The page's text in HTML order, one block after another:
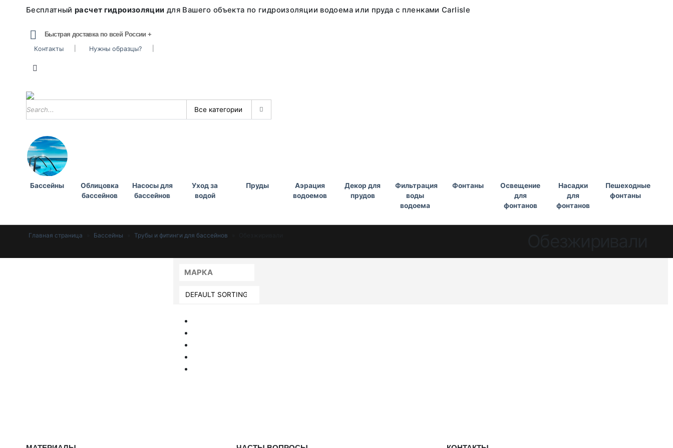
Бесплатныйрасчет гидроизоляции для Вашего объекта по гидроизоляции водоема или пруда с пленками Carlisle
Быстрая доставка по всей России +
Контакты
Нужны образцы?
Бассейны
Облицовка
бассейнов
Насосы для
бассейнов
Уход за
водой
Пруды
Аэрация
водоемов
Декор для
прудов
Фильтрация
воды
водоема
Фонтаны
Освещение
для
фонтанов
Насадки
для
фонтанов
Пешеходные
фонтаны
Главная страница Бассейны Трубы и фитинги для бассейнов
МАРКА